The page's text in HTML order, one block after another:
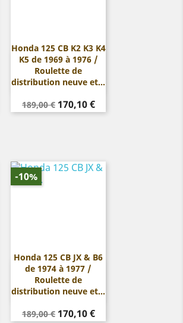
Honda 125 CB K2 K3 K4
K5 de 1969 à 1976 /
Roulette de
distribution neuve et...
Prix
de
189,00 € Prix
170,10 €
Aperçu rapide
Honda 125 CB JX & B6
de 1974 à 1977 /
Roulette de
distribution neuve et...
Prix
189,00 € Prix
170,10 €
-10%
 Aperçu rapide